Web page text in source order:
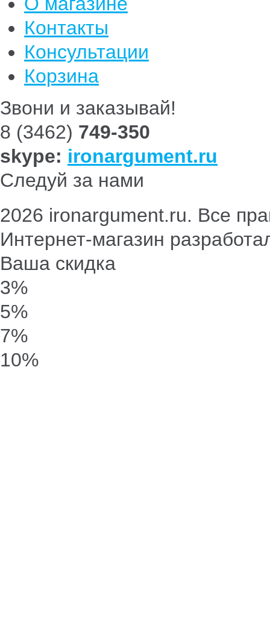
Контакты
Консультации
Корзина
Звони и заказывай!
8 (3462) 749-350
skype: ironargument.ru
Следуй за нами
2026 ironargument.ru. Все
Интернет-магазин
Ваша скидка
3%
5%
7%
10%